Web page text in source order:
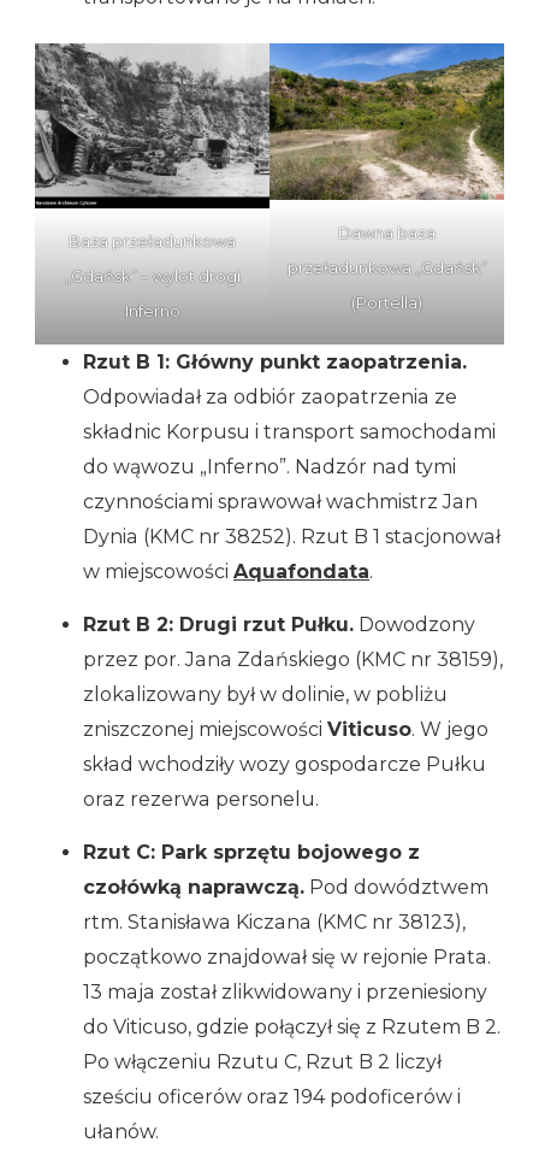
Baza przeładunkowa
„Gdańsk” – wylot drogi
Inferno
Dawna baza
przeładunkowa „Gdańsk”
(Portella)
Rzut B 1: Główny punkt zaopatrzenia.
Odpowiadał za odbiór zaopatrzenia ze
składnic Korpusu i transport samochodami
do wąwozu „Inferno”. Nadzór nad tymi
czynnościami sprawował wachmistrz Jan
Dynia (KMC nr 38252). Rzut B 1 stacjonował
w miejscowości Aquafondata.
Rzut B 2: Drugi rzut Pułku. Dowodzony
przez por. Jana Zdańskiego (KMC nr 38159),
zlokalizowany był w dolinie, w pobliżu
zniszczonej miejscowości Viticuso. W jego
skład wchodziły wozy gospodarcze Pułku
oraz rezerwa personelu.
Rzut C: Park sprzętu bojowego z
czołówką naprawczą. Pod dowództwem
rtm. Stanisława Kiczana (KMC nr 38123),
początkowo znajdował się w rejonie Prata.
13 maja został zlikwidowany i przeniesiony
do Viticuso, gdzie połączył się z Rzutem B 2.
Po włączeniu Rzutu C, Rzut B 2 liczył
sześciu oficerów oraz 194 podoficerów i
ułanów.